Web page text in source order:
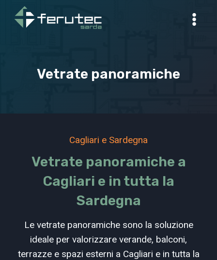
Vetrate panoramiche
Cagliari e Sardegna
Vetrate panoramiche a
Cagliari e in tutta la
Sardegna
Le vetrate panoramiche sono la soluzione
ideale per valorizzare verande, balconi,
terrazze e spazi esterni a Cagliari e in tutta la